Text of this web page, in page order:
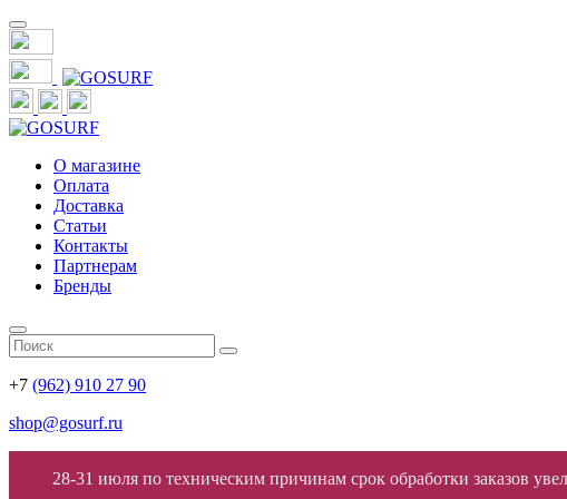
О магазине
Оплата
Доставка
Статьи
Контакты
Партнерам
Бренды
+7 (962) 910 27 90
shop@gosurf.ru
28-31 июля по техническим причинам срок обработки заказов